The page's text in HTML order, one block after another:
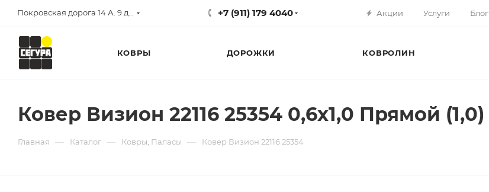
+7 (911) 179 4040 Акции Услуги Блог
КОВРЫ ДОРОЖКИ КОВРОЛИН
Ковер Визион 22116 25354 0,6х1,0 Прямой (1,0)
Главная — Каталог — Ковры, Паласы — Ковер Визион 22116 25354